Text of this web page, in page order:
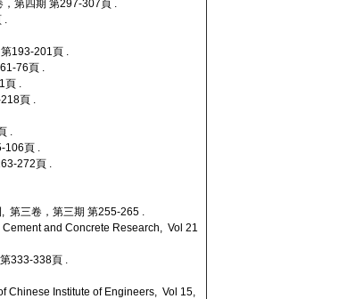
第四期 第297-307頁 .
.
193-201頁 .
76頁 .
頁 .
頁 .
.
106頁 .
272頁 .
第三卷，第三期 第255-265 .
and Concrete Research, Vol 21
333-338頁 .
Chinese Institute of Engineers, Vol 15,